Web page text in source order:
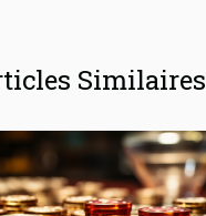
Similaires